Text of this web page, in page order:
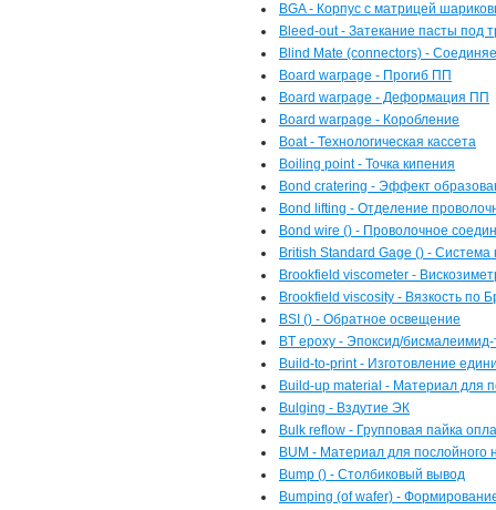
BGA - Корпус с матрицей
Bleed-out - Затекание пасты под
Blind Mate (connectors) -
Board warpage - Прогиб ПП
Board warpage - Деформация ПП
Board warpage - Коробление
Boat - Технологическая кассета
Boiling point - Точка кипения
Bond cratering - Эффект
Bond lifting - Отделение
Bond wire () - Проволочное
British Standard Gage () - Система
Brookfield viscometer -
Brookfield viscosity - Вязкость по
BSI () - Обратное освещение
BT epoxy - Эпоксид/
Build-to-print - Изготовление
Build-up material - Материал для
Bulging - Вздутие ЭК
Bulk reflow - Групповая пайка
BUM - Материал для послойного
Bump () - Столбиковый вывод
Bumping (of wafer) -